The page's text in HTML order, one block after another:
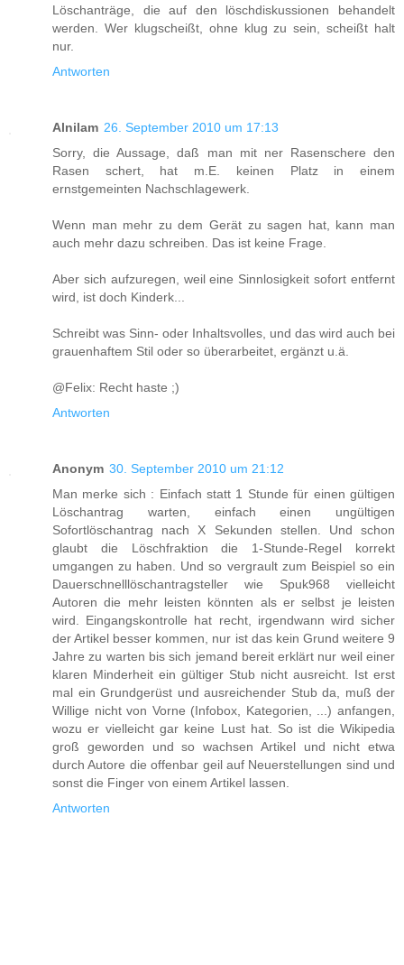
Löschanträge, die auf den löschdiskussionen behandelt
werden. Wer klugscheißt, ohne klug zu sein, scheißt halt
nur.
Antworten
Alnilam 26. September 2010 um 17:13
Sorry, die Aussage, daß man mit ner Rasenschere den
Rasen schert, hat m.E. keinen Platz in einem
ernstgemeinten Nachschlagewerk.
Wenn man mehr zu dem Gerät zu sagen hat, kann man
auch mehr dazu schreiben. Das ist keine Frage.
Aber sich aufzuregen, weil eine Sinnlosigkeit sofort entfernt
wird, ist doch Kinderk...
Schreibt was Sinn- oder Inhaltsvolles, und das wird auch bei
grauenhaftem Stil oder so überarbeitet, ergänzt u.ä.
@Felix: Recht haste ;)
Antworten
Anonym 30. September 2010 um 21:12
Man merke sich : Einfach statt 1 Stunde für einen gültigen
Löschantrag warten, einfach einen ungültigen
Sofortlöschantrag nach X Sekunden stellen. Und schon
glaubt die Löschfraktion die 1-Stunde-Regel korrekt
umgangen zu haben. Und so vergrault zum Beispiel so ein
Dauerschnelllöschantragsteller wie Spuk968 vielleicht
Autoren die mehr leisten könnten als er selbst je leisten
wird. Eingangskontrolle hat recht, irgendwann wird sicher
der Artikel besser kommen, nur ist das kein Grund weitere 9
Jahre zu warten bis sich jemand bereit erklärt nur weil einer
klaren Minderheit ein gültiger Stub nicht ausreicht. Ist erst
mal ein Grundgerüst und ausreichender Stub da, muß der
Willige nicht von Vorne (Infobox, Kategorien, ...) anfangen,
wozu er vielleicht gar keine Lust hat. So ist die Wikipedia
groß geworden und so wachsen Artikel und nicht etwa
durch Autore die offenbar geil auf Neuerstellungen sind und
sonst die Finger von einem Artikel lassen.
Antworten